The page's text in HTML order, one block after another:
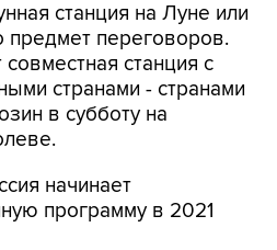
станция на Луне или
предмет переговоров.
станция с
странами - странами
в субботу на
начинает
программу в 2021